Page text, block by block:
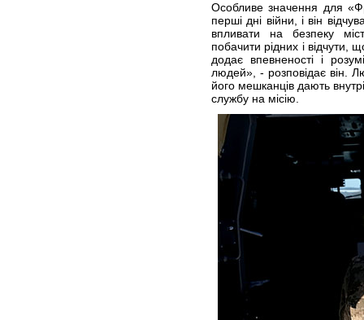
Особливе значення для
перші дні війни, і він
впливати на безпеку
побачити рідних і
додає впевненості і
людей», - розповідає він.
його мешканців дають
службу на місію.